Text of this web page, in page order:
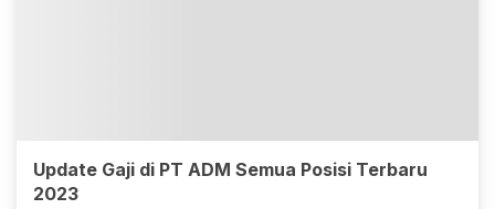
Update Gaji di PT ADM Semua Posisi Terbaru
2023